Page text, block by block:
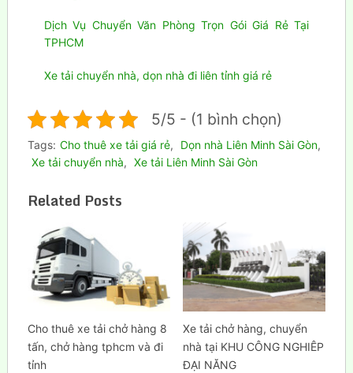
Dịch Vụ Chuyển Văn Phòng Trọn Gói Giá Rẻ Tại
TPHCM
Xe tải chuyển nhà, dọn nhà đi liên tỉnh giá rẻ
5/5 - (1 bình chọn)
Tags: Cho thuê xe tải giá rẻ, Dọn nhà Liên Minh Sài Gòn,
Xe tải chuyển nhà, Xe tải Liên Minh Sài Gòn
Related Posts
Cho thuê xe tải chở hàng 8
tấn, chở hàng tphcm và đi
tỉnh
Xe tải chở hàng, chuyển
nhà tại KHU CÔNG NGHIÊP
ĐẠI NĂNG